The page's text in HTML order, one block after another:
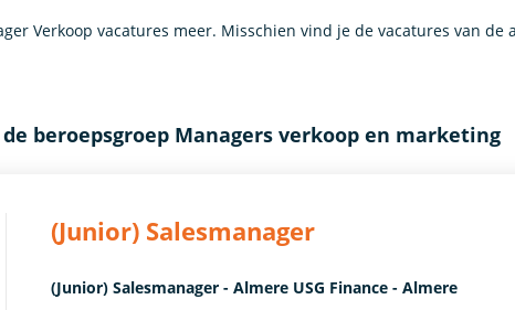
Verkoop vacatures meer. Misschien vind je de vacatures van
beroepsgroep Managers verkoop en marketing
(Junior) Salesmanager
(Junior) Salesmanager - Almere USG Finance - Almere